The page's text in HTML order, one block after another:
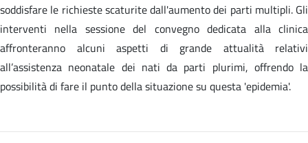
soddisfare le richieste scaturite dall'aumento dei parti multipli. Gli
interventi nella sessione del convegno dedicata alla clinica
affronteranno alcuni aspetti di grande attualità relativi
all’assistenza neonatale dei nati da parti plurimi, offrendo la
possibilità di fare il punto della situazione su questa 'epidemia'.